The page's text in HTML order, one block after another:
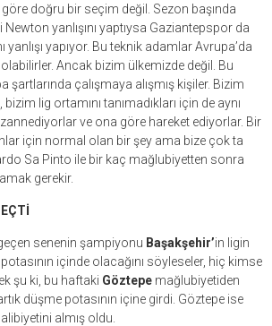
doğru bir seçim değil. Sezon başında
yanlışını yaptıysa Gaziantepspor da
yanlışı yapıyor. Bu teknik adamlar Avrupa’da
olabilirler. Ancak bizim ülkemizde değil. Bu
şartlarında çalışmaya alışmış kişiler. Bizim
lig ortamını tanımadıkları için de aynı
zannediyorlar ve ona göre hareket ediyorlar. Bir
için normal olan bir şey ama bize çok ta
Sa Pinto ile bir kaç mağlubiyetten sonra
gerekir.
senenin şampiyonu Başakşehir’in ligin
içinde olacağını söyleseler, hiç kimse
şu ki, bu haftaki Göztepemağlubiyetiden
düşme potasının içine girdi. Göztepe ise
almış oldu.